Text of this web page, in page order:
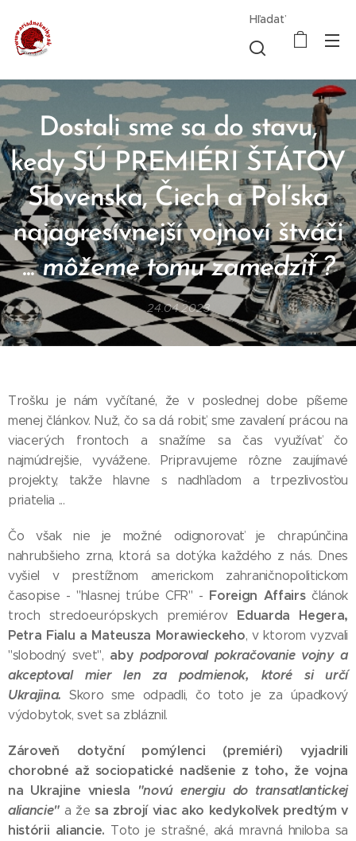
Hľadať
Dostali sme sa do stavu,
kedy SÚ PREMIÉRI ŠTÁTOV
Slovenska, Čiech a Poľska
najagresívnejší vojnoví štváči
...môžeme tomu zamedziť ?
24.04.2023
Trošku je nám vyčítané, že v poslednej dobe píšeme
menej článkov. Nuž, čo sa dá robiť, sme zavalení prácou na
viacerých frontoch a snažíme sa čas využívať čo
najmúdrejšie, vyvážene. Pripravujeme rôzne zaujímavé
projekty, takže hlavne s nadhľadom a trpezlivosťou
priatelia ...
Čo však nie je možné odignorovať je chrapúnčina
nahrubšieho zrna, ktorá sa dotýka každého z nás. Dnes
vyšiel v prestížnom americkom zahraničnopolitickom
časopise - "hlasnej trúbe CFR" - Foreign Affairsčlánok
troch stredoeurópskych premiérov Eduarda Hegera,
Petra Fialu a Mateusza Morawieckeho, v ktorom vyzvali
"slobodný svet", abypodporoval pokračovanie vojny a
akceptoval mier len za podmienok, ktoré si určí
Ukrajina. Skoro sme odpadli, čo toto je za úpadkový
výdobytok, svet sa zbláznil.
Zároveň dotyční pomýlenci (premiéri) vyjadrili
chorobné až sociopatické nadšenie z toho, že vojna
na Ukrajine vniesla "novú energiu do transatlantickej
aliancie" a že sa zbrojí viac ako kedykoľvek predtým v
histórii aliancie. Toto je strašné, aká mravná hniloba sa